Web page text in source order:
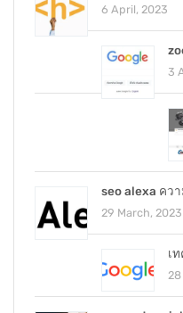
6 April, 2023
3
seo alexa ควา
29 March, 2023
เ